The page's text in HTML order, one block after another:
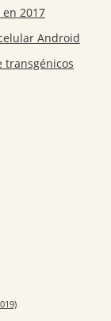
2017
Android
transgénicos